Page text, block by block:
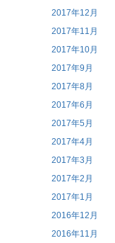
2017年12月
2017年11月
2017年10月
2017年9月
2017年8月
2017年6月
2017年5月
2017年4月
2017年3月
2017年2月
2017年1月
2016年12月
2016年11月